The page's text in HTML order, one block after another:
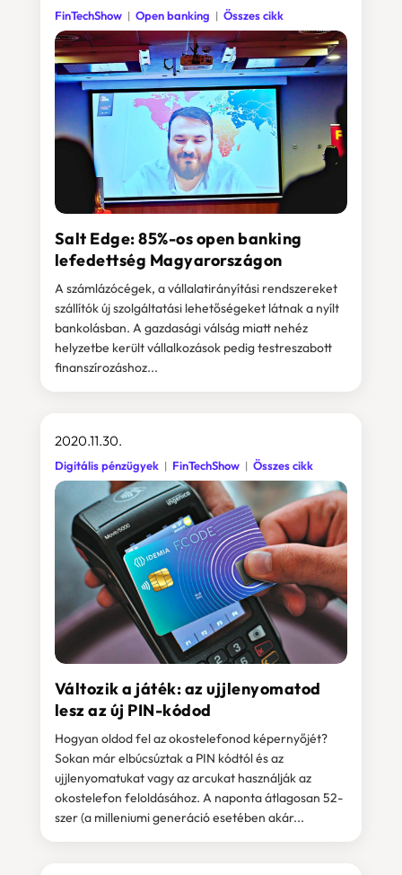
Salt Edge: 85%-os open banking
lefedettség Magyarországon
FinTechShow Open banking Összes cikk
A számlázócégek, a vállalatirányítási rendszereket
szállítók új szolgáltatási lehetőségeket látnak a nyílt
bankolásban. A gazdasági válság miatt nehéz
helyzetbe került vállalkozások pedig testreszabott
finanszírozáshoz...
Változik a játék: az ujjlenyomatod
lesz az új PIN-kódod
2020.11.30.
Digitális pénzügyek FinTechShow Összes cikk
Hogyan oldod fel az okostelefonod képernyőjét?
Sokan már elbúcsúztak a PIN kódtól és az
ujjlenyomatukat vagy az arcukat használják az
okostelefon feloldásához. A naponta átlagosan 52-
szer (a milleniumi generáció esetében akár...